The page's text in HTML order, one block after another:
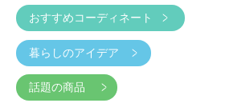
おすすめコーディネート
暮らしのアイデア
話題の商品